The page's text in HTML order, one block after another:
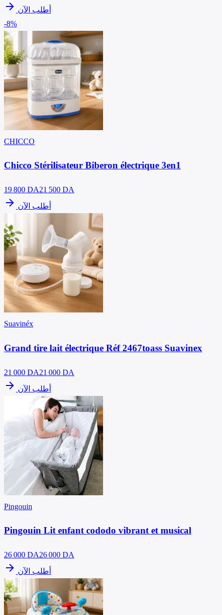
arrow_forward أطلب الآن
-8%
CHICCO
Chicco Stérilisateur Biberon électrique 3en1
19 800 DA21 500 DA
arrow_forward أطلب الآن
Suavinéx
Grand tire lait électrique Réf 2467toass Suavinex
21 000 DA21 000 DA
arrow_forward أطلب الآن
Pingouin
Pingouin Lit enfant cododo vibrant et musical
26 000 DA26 000 DA
arrow_forward أطلب الآن